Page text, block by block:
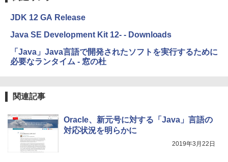
JDK 12 GA Release
Java SE Development Kit 12- - Downloads
「Java」Java言語で開発されたソフトを実行するために
必要なランタイム - 窓の杜
関連記事
Oracle、新元号に対する「Java」言語の
対応状況を明らかに
2019年3月22日